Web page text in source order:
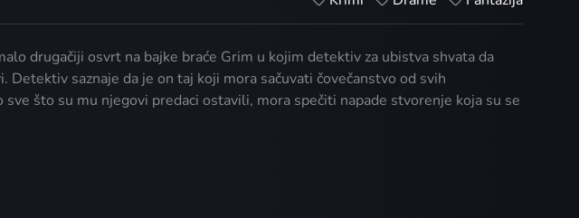
drugačiji osvrt na bajke braće Grim u kojim detektiv za ubistva shvata da
saznaje da je on taj koji mora sačuvati čovečanstvo od svih
što su mu njegovi predaci ostavili, mora spečiti napade stvorenje koja su se